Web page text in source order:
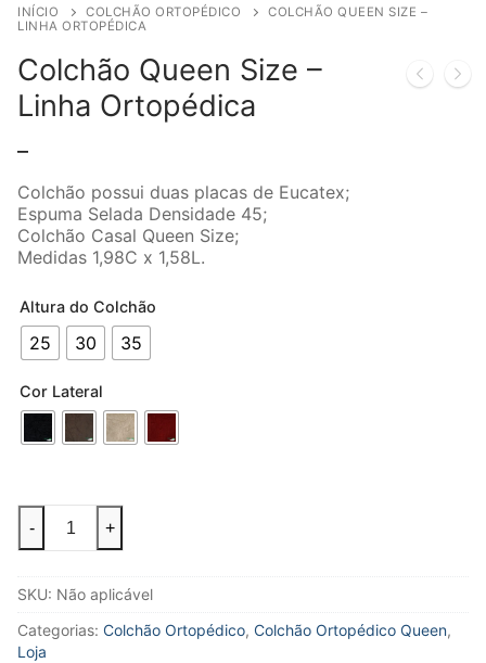
INÍCIO COLCHÃO ORTOPÉDICO
COLCHÃO QUEEN SIZE –
LINHA ORTOPÉDICA
Colchão Queen Size –
Linha Ortopédica
–
Colchão possui duas placas de Eucatex;
Espuma Selada Densidade 45;
Colchão Casal Queen Size;
Medidas 1,98C x 1,58L.
Altura do Colchão
25 30 35
Cor Lateral
Colchão
Queen
Size
Linha
Ortopédica
quantidade
- +
SKU: Não aplicável
Categorias: Colchão Ortopédico, Colchão Ortopédico Queen,
Loja